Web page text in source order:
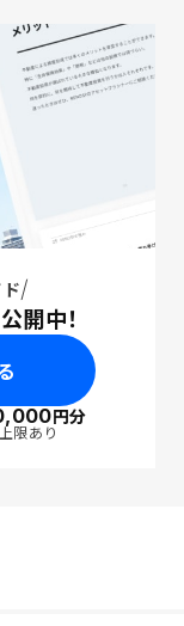
開中！
円分
限あり